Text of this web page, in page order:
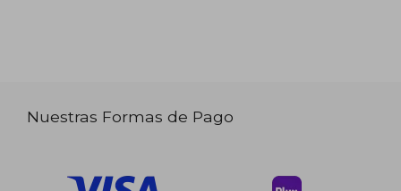
Nuestras Formas de Pago